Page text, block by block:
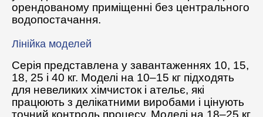
орендованому приміщенні без центрального
водопостачання.
Лінійка моделей
Серія представлена у завантаженнях 10, 15,
18, 25 і 40 кг. Моделі на 10–15 кг підходять
для невеликих хімчисток і ательє, які
працюють з делікатними виробами і цінують
точний контроль процесу. Моделі на 18–25 кг